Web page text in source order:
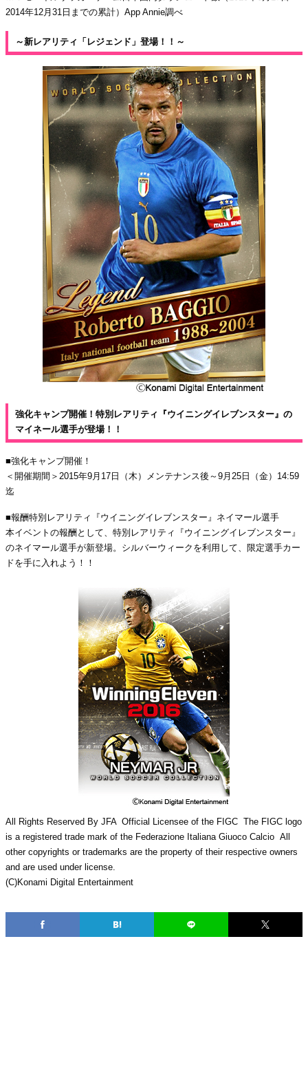
2014年12月31日までの累計）App Annie調べ
～新レアリティ「レジェンド」登場！！～
強化キャンプ開催！特別レアリティ『ウイニングイレブンスター』の
マイネール選手が登場！！
■強化キャンプ開催！
＜開催期間＞2015年9月17日（木）メンテナンス後～9月25日（金）14:59
迄
■報酬特別レアリティ『ウイニングイレブンスター』ネイマール選手
本イベントの報酬として、特別レアリティ『ウイニングイレブンスター』
のネイマール選手が新登場。シルバーウィークを利用して、限定選手カー
ドを手に入れよう！！
All Rights Reserved By JFA Official Licensee of the FIGC The FIGC logo
is a registered trade mark of the Federazione Italiana Giuoco Calcio All
other copyrights or trademarks are the property of their respective owners
and are used under license.
(C)Konami Digital Entertainment